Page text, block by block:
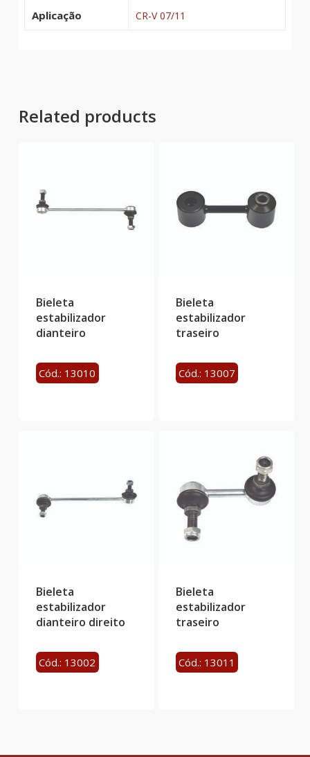
Aplicação CR-V 07/11
Related products
Bieleta
estabilizador
dianteiro
Cód.: 13010
Bieleta
estabilizador
traseiro
Cód.: 13007
Bieleta
estabilizador
dianteiro direito
Cód.: 13002
Bieleta
estabilizador
traseiro
Cód.: 13011